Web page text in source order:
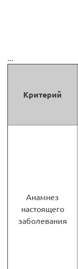
...
Критерий
Анамнез
настоящего
заболевания